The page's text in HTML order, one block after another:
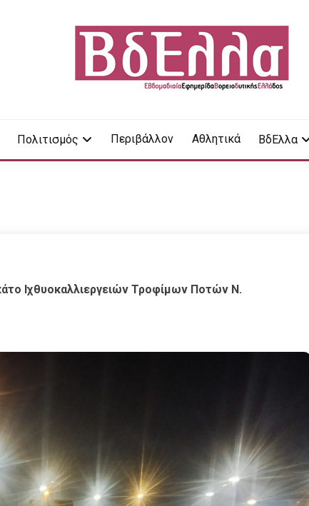
Πολιτισμός Περιβάλλον Αθλητικά ΒδΕλλα
Ιχθυοκαλλιεργειών Τροφίμων Ποτών Ν.